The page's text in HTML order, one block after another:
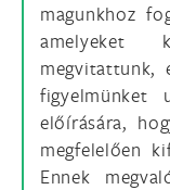
magunkhoz
amelyeket
megvitattunk,
figyelmünket
előírására,
megfelelően
Ennek